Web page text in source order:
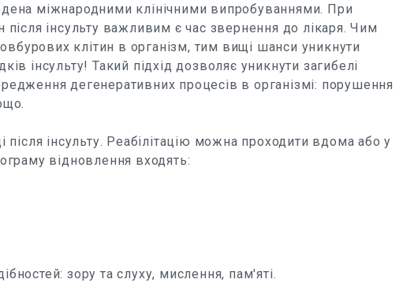
міжнародними клінічними випробуваннями. При
після інсульту важливим є час звернення до лікаря. Чим
клітин в організм, тим вищі шанси уникнути
інсульту! Такий підхід дозволяє уникнути загибелі
дегенеративних процесів в організмі: порушення
після інсульту. Реабілітацію можна проходити вдома або у
відновлення входять:
зору та слуху, мислення, пам'яті.